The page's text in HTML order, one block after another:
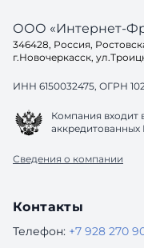
ООО «Интернет-
346428, Россия,
г.Новочеркасск,
ИНН 6150032475, ОГРН
Компания входит
Сведения о компании
Контакты
Телефон: +7 928 270